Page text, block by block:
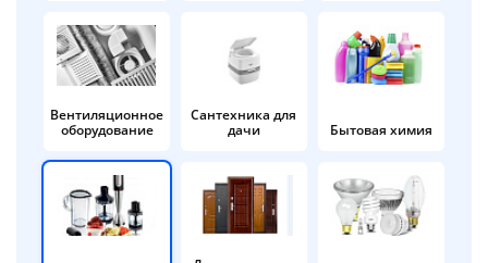
Вентиляционное
оборудование
Сантехника для
дачи
Бытовая химия
по25%каждые 2 недели
Подробнее
об оплате Плайтом